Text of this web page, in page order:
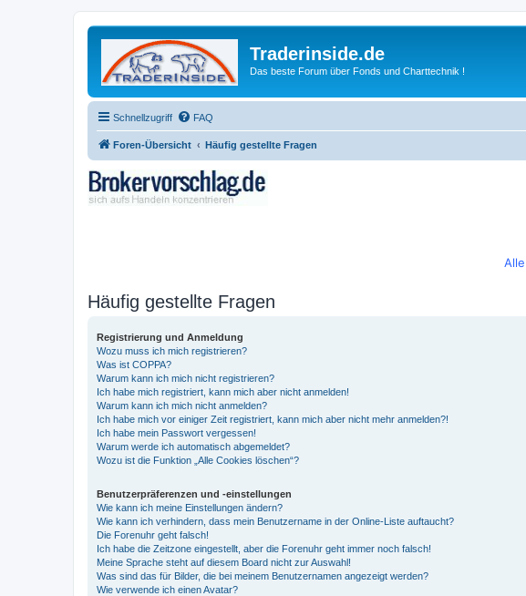
Traderinside.de
Das beste Forum über Fonds und Charttechnik !
Schnellzugriff FAQ
Foren-Übersicht Häufig gestellte Fragen
Häufig gestellte Fragen
Registrierung und Anmeldung
Wozu muss ich mich registrieren?
Was ist COPPA?
Warum kann ich mich nicht registrieren?
Ich habe mich registriert, kann mich aber nicht anmelden!
Warum kann ich mich nicht anmelden?
Ich habe mich vor einiger Zeit registriert, kann mich aber nicht mehr anmelden?!
Ich habe mein Passwort vergessen!
Warum werde ich automatisch abgemeldet?
Wozu ist die Funktion „Alle Cookies löschen“?
Benutzerpräferenzen und -einstellungen
Wie kann ich meine Einstellungen ändern?
Wie kann ich verhindern, dass mein Benutzername in der Online-Liste auftaucht?
Die Forenuhr geht falsch!
Ich habe die Zeitzone eingestellt, aber die Forenuhr geht immer noch falsch!
Meine Sprache steht auf diesem Board nicht zur Auswahl!
Was sind das für Bilder, die bei meinem Benutzernamen angezeigt werden?
Wie verwende ich einen Avatar?